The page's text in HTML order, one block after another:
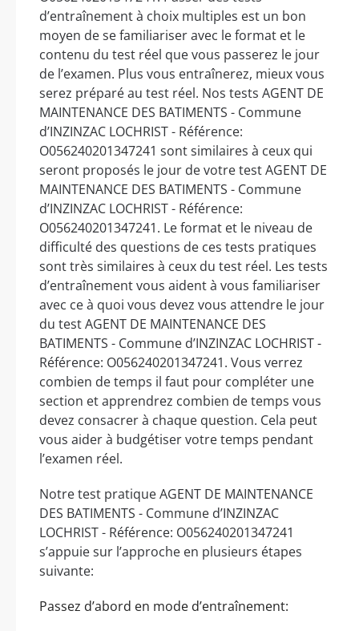
d’entraînement à choix multiples est un bon
moyen de se familiariser avec le format et le
contenu du test réel que vous passerez le jour
de l’examen. Plus vous entraînerez, mieux vous
serez préparé au test réel. Nos tests AGENT DE
MAINTENANCE DES BATIMENTS - Commune
d’INZINZAC LOCHRIST - Référence:
O056240201347241 sont similaires à ceux qui
seront proposés le jour de votre test AGENT DE
MAINTENANCE DES BATIMENTS - Commune
d’INZINZAC LOCHRIST - Référence:
O056240201347241. Le format et le niveau de
difficulté des questions de ces tests pratiques
sont très similaires à ceux du test réel. Les tests
d’entraînement vous aident à vous familiariser
avec ce à quoi vous devez vous attendre le jour
du test AGENT DE MAINTENANCE DES
BATIMENTS - Commune d’INZINZAC LOCHRIST -
Référence: O056240201347241. Vous verrez
combien de temps il faut pour compléter une
section et apprendrez combien de temps vous
devez consacrer à chaque question. Cela peut
vous aider à budgétiser votre temps pendant
l’examen réel.
Notre test pratique AGENT DE MAINTENANCE
DES BATIMENTS - Commune d’INZINZAC
LOCHRIST - Référence: O056240201347241
s’appuie sur l’approche en plusieurs étapes
suivante:
Passez d’abord en mode d’entraînement: